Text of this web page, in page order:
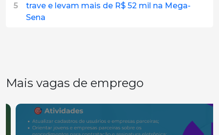
5
trave e levam mais de R$ 52 mil na Mega-
Sena
Mais vagas de emprego